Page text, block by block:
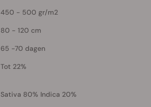
450 - 500 gr/m2
80 - 120 cm
65 -70 dagen
Tot 22%
Sativa 80% Indica 20%